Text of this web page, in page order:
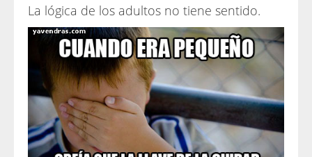
La lógica de los adultos no tiene sentido.